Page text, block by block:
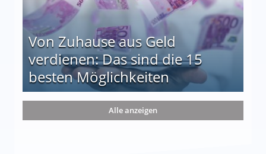
Von Zuhause aus Geld
verdienen: Das sind die 15
besten Möglichkeiten
die 15 besten Möglichkeiten
Alle anzeigen